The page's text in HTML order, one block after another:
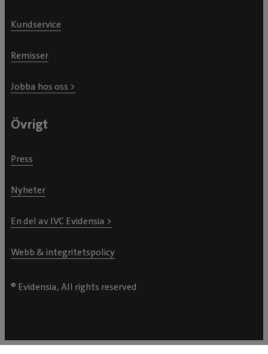
Kundservice
Remisser
Jobba hos oss >
Övrigt
Press
Nyheter
En del av IVC Evidensia >
Webb & integritetspolicy
® Evidensia, All rights reserved